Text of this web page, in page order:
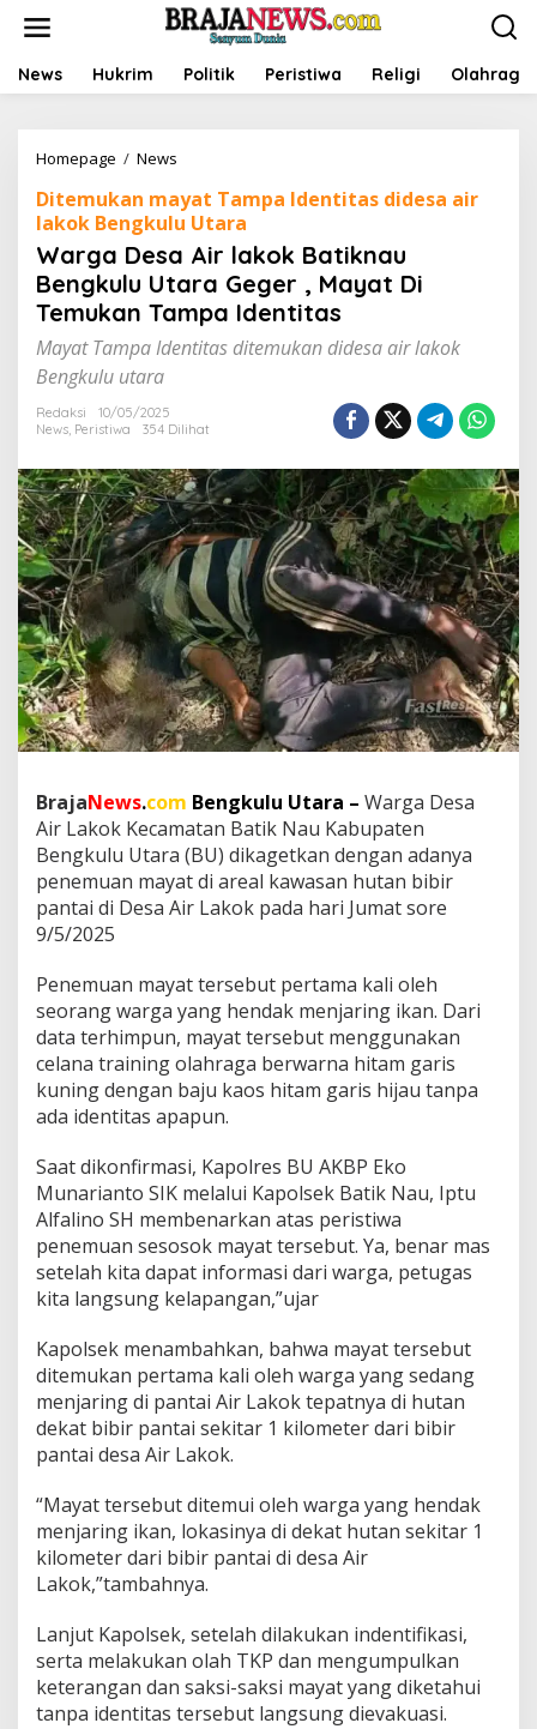
t
News Hukrim Politik Peristiwa Religi Olahraga
Homepage / News
r
g
D
e
s
A
a
o
k
B
a
t
i
k
n
a
u
B
e
n
u
l
u
U
t
a
G
g
e
r
,
M
a
a
D
T
e
m
k
a
n
T
a
m
a
I
d
e
n
i
t
a
s
Ditemukan mayat Tampa Identitas didesa air
lakok Bengkulu Utara
Warga Desa Air lakok Batiknau
Bengkulu Utara Geger , Mayat Di
Temukan Tampa Identitas
Mayat Tampa Identitas ditemukan didesa air lakok
Bengkulu utara
Redaksi
10/05/2025
News, Peristiwa 354 Dilihat
BrajaNews.com Bengkulu Utara – Warga Desa
Air Lakok Kecamatan Batik Nau Kabupaten
Bengkulu Utara (BU) dikagetkan dengan adanya
penemuan mayat di areal kawasan hutan bibir
pantai di Desa Air Lakok pada hari Jumat sore
9/5/2025
Penemuan mayat tersebut pertama kali oleh
seorang warga yang hendak menjaring ikan. Dari
data terhimpun, mayat tersebut menggunakan
celana training olahraga berwarna hitam garis
kuning dengan baju kaos hitam garis hijau tanpa
ada identitas apapun.
Saat dikonfirmasi, Kapolres BU AKBP Eko
Munarianto SIK melalui Kapolsek Batik Nau, Iptu
Alfalino SH membenarkan atas peristiwa
penemuan sesosok mayat tersebut. Ya, benar mas
setelah kita dapat informasi dari warga, petugas
kita langsung kelapangan,”ujar
Kapolsek menambahkan, bahwa mayat tersebut
ditemukan pertama kali oleh warga yang sedang
menjaring di pantai Air Lakok tepatnya di hutan
dekat bibir pantai sekitar 1 kilometer dari bibir
pantai desa Air Lakok.
“Mayat tersebut ditemui oleh warga yang hendak
menjaring ikan, lokasinya di dekat hutan sekitar 1
kilometer dari bibir pantai di desa Air
Lakok,”tambahnya.
Lanjut Kapolsek, setelah dilakukan indentifikasi,
serta melakukan olah TKP dan mengumpulkan
keterangan dan saksi-saksi mayat yang diketahui
tanpa identitas tersebut langsung dievakuasi.